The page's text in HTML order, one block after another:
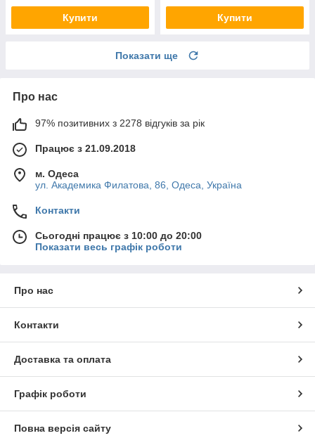
Купити Купити
Показати ще
Про нас
97% позитивних з 2278 відгуків за рік
Працює з 21.09.2018
м. Одеса
ул. Академика Филатова, 86, Одеса, Україна
Контакти
Сьогодні працює з 10:00 до 20:00
Показати весь графік роботи
Про нас
Контакти
Доставка та оплата
Графік роботи
Повна версія сайту